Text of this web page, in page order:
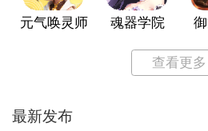
元气唤灵师 魂器学院
查看更多
最新发布